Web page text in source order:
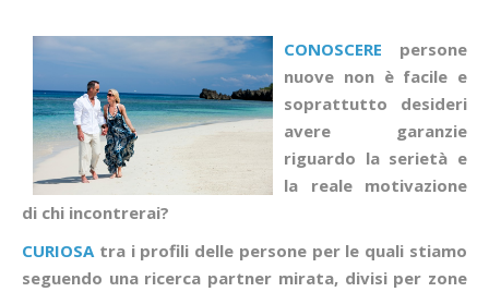
CONOSCERE persone
nuove non è facile e
soprattutto desideri
avere garanzie
riguardo la serietà e
la reale motivazione
di chi incontrerai?
CURIOSA tra i profili delle persone per le quali stiamo
seguendo una ricerca partner mirata, divisi per zone